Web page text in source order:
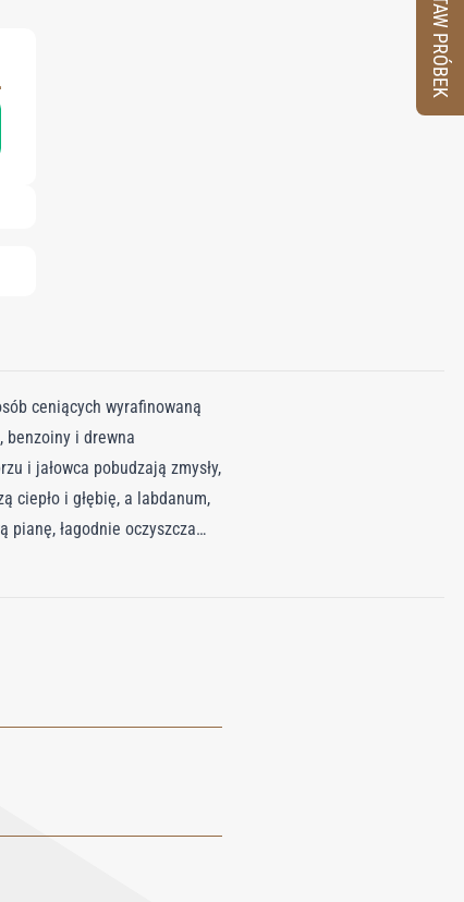
ceniących wyrafinowaną
benzoiny i drewna
i jałowca pobudzają zmysły,
ciepło i głębię, a labdanum,
pianę, łagodnie oczyszcza
dzięki tej
ZESTAW PRÓBEK